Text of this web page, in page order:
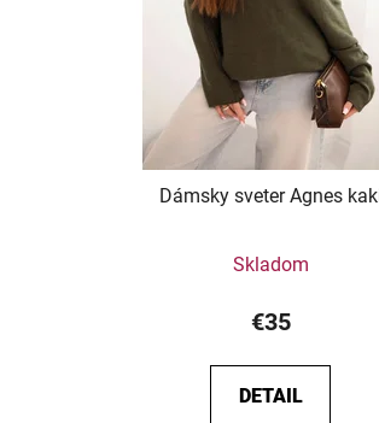
Dámsky sveter Agnes
Skladom
€35
DETAIL